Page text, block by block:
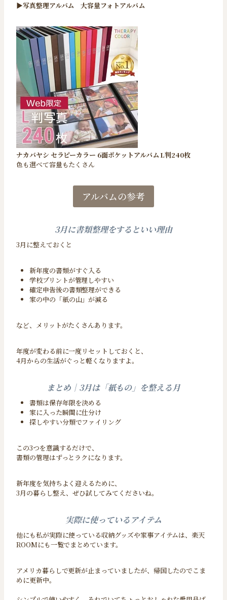
▶︎写真整理アルバム 大容量フォトアルバム
ナカバヤシ セラピーカラー 6面ポケットアルバム L判240枚
色も選べて容量もたくさん
アルバムの参考
3月に書類整理をするといい理由
3月に整えておくと
新年度の書類がすぐ入る
学校プリントが管理しやすい
確定申告後の書類整理ができる
家の中の「紙の山」が減る
など、メリットがたくさんあります。
年度が変わる前に一度リセットしておくと、
4月からの生活がぐっと軽くなりますよ。
まとめ｜3月は「紙もの」を整える月
書類は保存年限を決める
家に入った瞬間に仕分け
探しやすい分類でファイリング
この3つを意識するだけで、
書類の管理はずっとラクになります。
新年度を気持ちよく迎えるために、
3月の暮らし整え、ぜひ試してみてくださいね。
実際に使っているアイテム
他にも私が実際に使っている収納グッズや家事アイテムは、楽天
ROOMにも一覧でまとめています。
アメリカ暮らしで更新が止まっていましたが、帰国したのでこま
めに更新中。